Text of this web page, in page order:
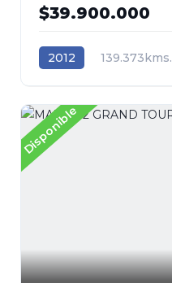
$39.900.000
2012 139.373kms.
Disponible